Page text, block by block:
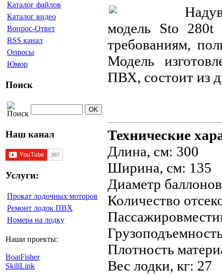
Каталог файлов
Каталог видео
Вопрос-Ответ
RSS канал
Опросы
Юмор
Поиск
Наш канал
Услуги:
Прокат лодочных моторов
Ремонт лодок ПВХ
Номера на лодку
Наши проекты:
BoatFisher
SkillLink
модель Sto 280t
требованиям,
Модель
ПВХ, состоит из
Технические
Длина, см: 300
Ширина, см: 135
Диаметр
Количество
Плотность
Вес лодки, кг: 27